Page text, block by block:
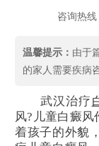
咨询热线
温馨提示： 由于
的家人需要疾病
武汉治疗
风?儿童白癜
着孩子的外貌